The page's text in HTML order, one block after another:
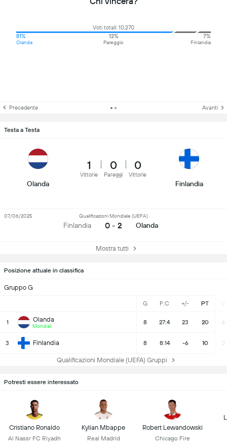
Posizione attuale in classifica
Gruppo G
G F:C +/- PT V
1 Olanda
Mondiali
8 27:4 23 20 6
3 Finlandia 8 8:14 -6 10 3
Qualificazioni Mondiale (UEFA) Gruppi
Voti totali: 10,270
81%
Olanda
12%
Pareggio
7%
Finlandia
Precedente Avanti
Testa a Testa
Olanda
1
Vittorie
0
Pareggi
0
Vittorie
Finlandia
Finlandia
Qualificazioni Mondiale (UEFA)
0 - 2 Olanda
07/06/2025
Mostra tutti
Potresti essere interessato
Cristiano Ronaldo
Al Nassr FC Riyadh
Kylian Mbappe
Real Madrid
Robert Lewandowski
Chicago Fire